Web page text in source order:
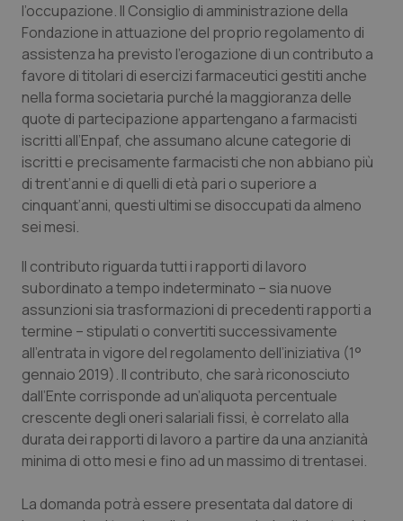
Campania
Emilia-Romagna
Friuli Venezia Giulia
Lazio
Liguria
Lombardia
Marche
Molise
Piemonte
Provincia Autonoma di Bolzano
Provincia Autonoma di Trento
Car-T
Colesterolo & coronaropatie
Dermatite Atopica
Diabete & glucometri
Disturbi dell’umore
Dolore
Donna & Salute
Epatiti
HIV
Infezioni & Febbre
Ipertensione & Scompenso
l’occupazione. Il Consiglio di amministrazione della
Fondazione in attuazione del proprio regolamento di
assistenza ha previsto l’erogazione di un contributo a
favore di titolari di esercizi farmaceutici gestiti anche
nella forma societaria purché la maggioranza delle
quote di partecipazione appartengano a farmacisti
iscritti all’Enpaf, che assumano alcune categorie di
iscritti e precisamente farmacisti che non abbiano più
di trent’anni e di quelli di età pari o superiore a
cinquant’anni, questi ultimi se disoccupati da almeno
sei mesi.
Il contributo riguarda tutti i rapporti di lavoro
subordinato a tempo indeterminato – sia nuove
assunzioni sia trasformazioni di precedenti rapporti a
termine – stipulati o convertiti successivamente
all’entrata in vigore del regolamento dell’iniziativa (1°
gennaio 2019). Il contributo, che sarà riconosciuto
dall’Ente corrisponde ad un’aliquota percentuale
crescente degli oneri salariali fissi, è correlato alla
durata dei rapporti di lavoro a partire da una anzianità
minima di otto mesi e fino ad un massimo di trentasei.
La domanda potrà essere presentata dal datore di